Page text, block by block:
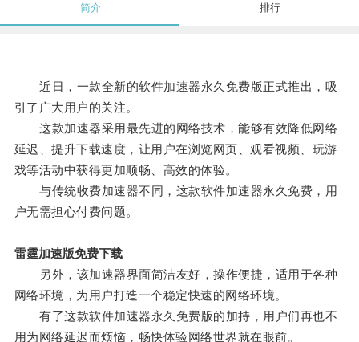
简介 排行
近日，一款全新的软件加速器永久免费版正式推出，吸
引了广大用户的关注。
这款加速器采用最先进的网络技术，能够有效降低网络
延迟、提升下载速度，让用户在浏览网页、观看视频、玩游
戏等活动中获得更加顺畅、高效的体验。
与传统收费加速器不同，这款软件加速器永久免费，用
户无需担心付费问题。
雷霆加速版免费下载
另外，该加速器界面简洁友好，操作便捷，适用于各种
网络环境，为用户打造一个稳定快速的网络环境。
有了这款软件加速器永久免费版的加持，用户们再也不
用为网络延迟而烦恼，畅快体验网络世界就在眼前。